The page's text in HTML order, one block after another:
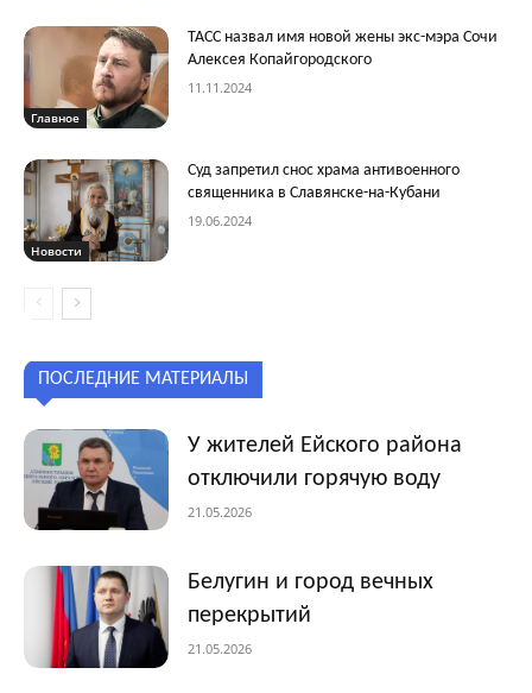
Главное
ТАСС назвал имя новой жены экс-мэра Сочи
Алексея Копайгородского
11.11.2024
Новости
Суд запретил снос храма антивоенного
священника в Славянске-на-Кубани
19.06.2024
ПОСЛЕДНИЕ МАТЕРИАЛЫ
У жителей Ейского района
отключили горячую воду
21.05.2026
Белугин и город вечных
перекрытий
21.05.2026